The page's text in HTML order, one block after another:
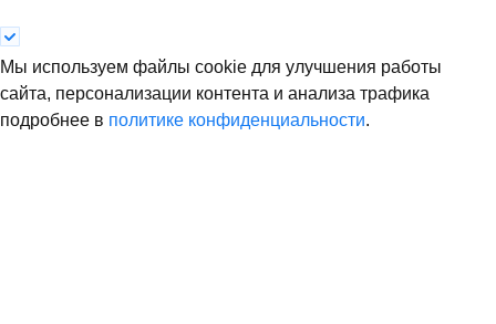
Мы используем файлы cookie для улучшения работы
сайта, персонализации контента и анализа трафика
подробнее в политике конфиденциальности.